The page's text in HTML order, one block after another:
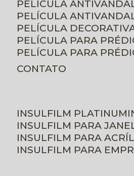
PELÍCULA
PELÍCULA
PELÍCULA
PELÍCULA PARA
PELÍCULA PARA
CONTATO
INSULFILM PLATINUM
INSULFILM PARA
INSULFILM PARA
INSULFILM PARA